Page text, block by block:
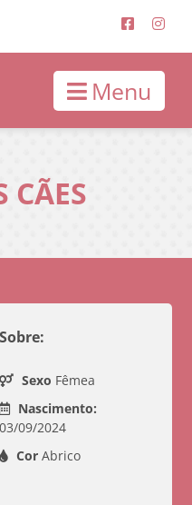
Menu
CÃES
Sobre:
Sexo Fêmea
Nascimento:
03/09/2024
CorAbrico